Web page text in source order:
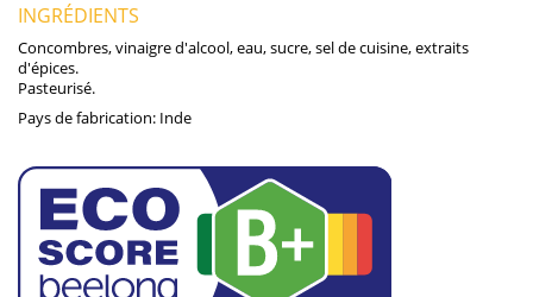
INGRÉDIENTS
Concombres, vinaigre d'alcool, eau, sucre, sel de cuisine, extraits
d'épices.
Pasteurisé.
Pays de fabrication: Inde